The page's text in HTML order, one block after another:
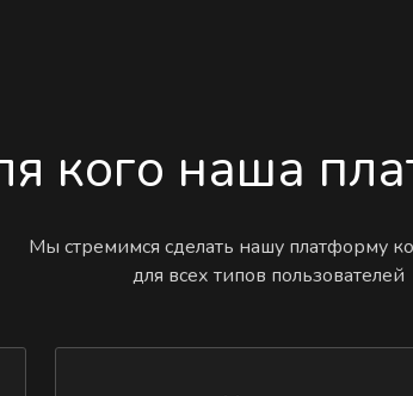
кого наша
Мы стремимся сделать нашу платформу
для всех типов пользователей